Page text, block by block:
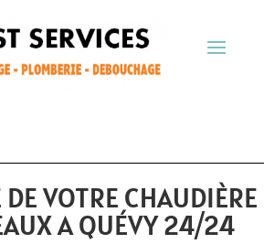
VOTRE CHAUDIÈRE
A QUÉVY 24/24